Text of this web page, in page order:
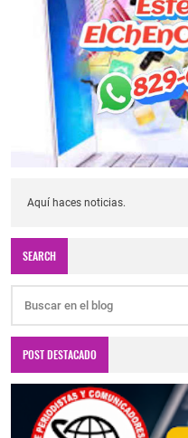
Aquí haces noticias.
SEARCH
POST DESTACADO